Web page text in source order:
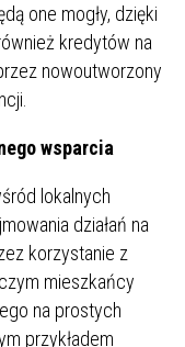
one mogły, dzięki
kredytów na
nowoutworzony
wsparcia
lokalnych
działań na
korzystanie z
mieszkańcy
na prostych
przykładem